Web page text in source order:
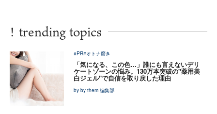
! trending topics
#PR#オトナ磨き
「気になる、この色…」誰にも言えないデリ
ケートゾーンの悩み。130万本突破の"薬用美
白ジェル"で自信を取り戻した理由
by by them 編集部